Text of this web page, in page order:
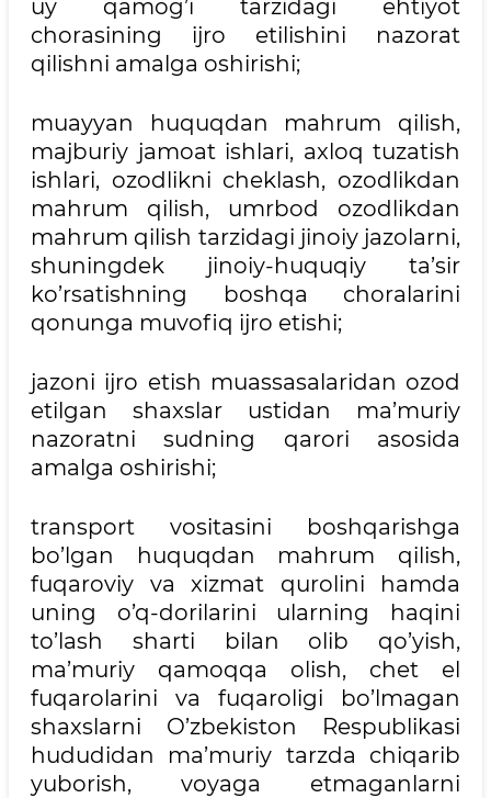
uy qamog’i tarzidagi ehtiyot
chorasining ijro etilishini nazorat
qilishni amalga oshirishi;
muayyan huquqdan mahrum qilish,
majburiy jamoat ishlari, axloq tuzatish
ishlari, ozodlikni cheklash, ozodlikdan
mahrum qilish, umrbod ozodlikdan
mahrum qilish tarzidagi jinoiy jazolarni,
shuningdek jinoiy-huquqiy ta’sir
ko’rsatishning boshqa choralarini
qonunga muvofiq ijro etishi;
jazoni ijro etish muassasalaridan ozod
etilgan shaxslar ustidan ma’muriy
nazoratni sudning qarori asosida
amalga oshirishi;
transport vositasini boshqarishga
bo’lgan huquqdan mahrum qilish,
fuqaroviy va xizmat qurolini hamda
uning o’q-dorilarini ularning haqini
to’lash sharti bilan olib qo’yish,
ma’muriy qamoqqa olish, chet el
fuqarolarini va fuqaroligi bo’lmagan
shaxslarni O’zbekiston Respublikasi
hududidan ma’muriy tarzda chiqarib
yuborish, voyaga etmaganlarni